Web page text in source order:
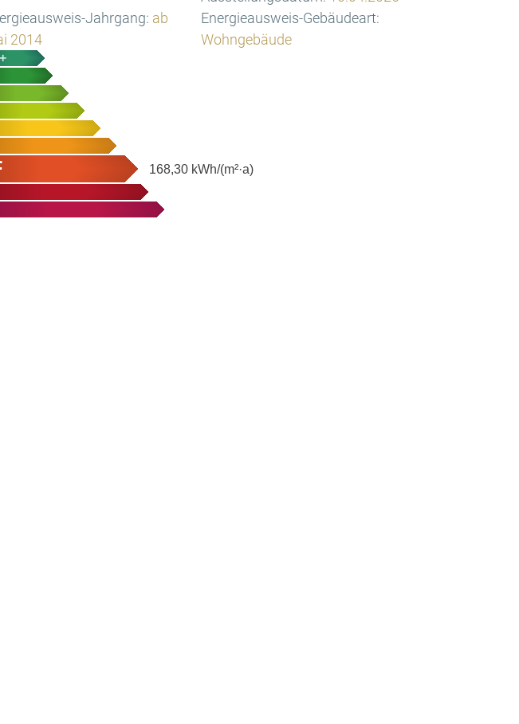
Jahrgang: ab
2014
Energieausweis-Gebäudeart:
Wohngebäude
168,30 kWh/(m²·a)